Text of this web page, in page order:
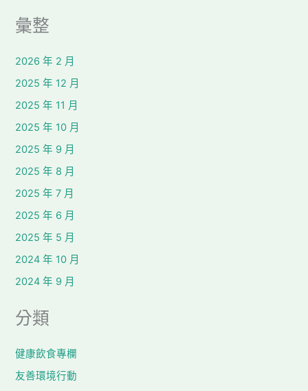
彙整
2026 年 2 月
2025 年 12 月
2025 年 11 月
2025 年 10 月
2025 年 9 月
2025 年 8 月
2025 年 7 月
2025 年 6 月
2025 年 5 月
2024 年 10 月
2024 年 9 月
分類
健康飲食專欄
友善環境行動